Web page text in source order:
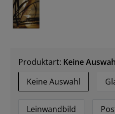
Produktart: Keine
Keine Auswahl
Leinwandbild